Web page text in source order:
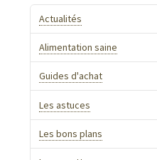
Actualités
Alimentation saine
Guides d'achat
Les astuces
Les bons plans